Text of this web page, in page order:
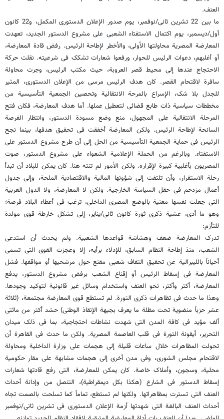
العنف.
ما بین 22 تشرین ثانی/نوفمبر، یوم صدور الإعلان الدستوری المکمل، و22 کانون
أول/دیسمبر، یوم اکتمال الاستفتاء الشعبی على مشروع الدستور الجدید، تعهدت
المعارضة المصریة محاولتها الأولى، والأخطر لإطاحة الرئیس. رفض قادة المعارضة،
أو أغلبهم، دعوات الرئیس للحوار، ورفعوا شعارات تشکک فی شرعیته. نقلت حرکة
الاحتجاج عندها إلى محیط قصر العروبة، حیث مکتب الرئیس، وجرت محاولة
سافرة لاقتحام القصر. کان هدف الرئیس مرسی من الإعلان الدستوری، المثیر
للجدل بلا شک، الإسراع بالمرحة الانتقالیة وتحصین الجمعیة التأسیسیة من
مخططات سیاسیة ذات طابع قضائی لتعطیل عملها. أما هدف المعارضة، فکان فتح
المرحلة الانتقالیة على المجهول، منع وضع مسودة الدستور، وانتظار الفرصة
السانحة لإطاحة الرئیس. ولکن المعارضة أخفقت فی تحقیق هدفها، بینما نجح
الرئیس فی حمایة الجمعیة التأسیسیة من الحل إلى أن طرح مشروع الدستور على
الاستفتاء. وبالرغم من الحملة الإعلامیة الشعواء على مشروع الدستور، صوت
المصریون بأغلبیة کبیرة لإقراره. ولکن الأمور لم تنته هنا. کان یمکن للبلاد أن تبدأ
رحلة الاستقرار، وأن تلتفت إلى شؤونها المالیة والاقتصادیة الملحة، وإلى جدول
أعمال مزدحم فی حقل السیاسة الخارجیة. ولکن لا المعارضة، ولا الدول العربیة
التی جعلت نفسها معنیة بالوضع المصری الداخلی، ترغب فی أعطاء البلاد فرصة؛
وهو ما أدى، عشیة ذکرى ثورة کانون ثانی/ینایر، إلى تشکل خارطة قوى مولدة
للتأزم:
تدرک المعارضة ضعف وهشاشة قواعدها الشعبیة. ولم یحدث أن استدعی
الشعب، منذ إطاحة النظام السابق، للإدلاء برأیه، إلا وعجزت القوى التی تسمى
أحیاناً باللیبرالیة عن تحقیق التفاف شعبی مقنع حول مرشحیها أو مواقفها. فشل
المعارضة فی إسقاط الرئیس أو إقناع الشعب برفض مشروع الدستور، یدفع
المعارضة، أکثر وأکثر، نحو العنف واستخدام وسائل غیر قانونیة لتوکید وجودها.
وهذا ما حدث فی تظاهرات ذکرى الثورة. لم تستطع قوى المعارضة مجتمعة، (ثلاثة
عشر حزباً منضویة تحت مظلة ما یعرف بجیهة الإنقاذ الوطنی) حشد أکثر من مائتی
ألف مؤید فی کافة المدن التی شهدت نشاطات احتجاجیة، بما فی ذلک میدان
التحریر، أیقونة الثورة فی قلب العاصمة المصریة. ولکن ما حدث فی القاهرة أن
تحولت المظاهرات خلال ساعات قلیلة إلى هجمات على وزارة الداخلیة ومحاولة
لاقتحام مجلس الشورى، وفی مدن أخرى إلى هجمات مشابهة على مقار حکومیة
محلیة، وسجون، وأملاک خاصة. کان یمکن للمعارضة، التی رفع قادتها شعارات
إسقاط الدستور فی الشارع (هکذا بکل دیمقراطیة)، التنصل من وإدانة أحداث
العنف التی تسترت بمظاهراتها. ولکنها لم تستطع، تماماً کما تسلحت بالصمت تجاه
أحداث العنف البالغة التی شهدتها أزمة الإعلان الدستوری فی تشرین ثانی/نوفمبر